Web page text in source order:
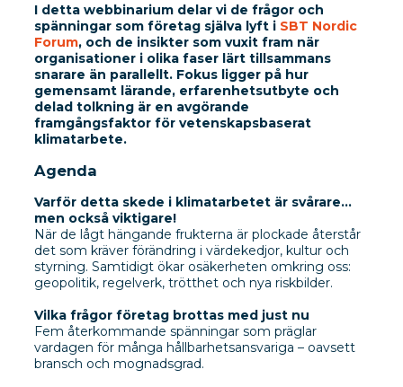
I detta webbinarium delar vi de frågor och
spänningar som företag själva lyft i SBT Nordic
Forum, och de insikter som vuxit fram när
organisationer i olika faser lärt tillsammans
snarare än parallellt. Fokus ligger på hur
gemensamt lärande, erfarenhetsutbyte och
delad tolkning är en avgörande
framgångsfaktor för vetenskapsbaserat
klimatarbete.
Agenda
Varför detta skede i klimatarbetet är svårare…
men också viktigare!
När de lågt hängande frukterna är plockade återstår
det som kräver förändring i värdekedjor, kultur och
styrning. Samtidigt ökar osäkerheten omkring oss:
geopolitik, regelverk, trötthet och nya riskbilder.
Vilka frågor företag brottas med just nu
Fem återkommande spänningar som präglar
vardagen för många hållbarhetsansvariga – oavsett
bransch och mognadsgrad.